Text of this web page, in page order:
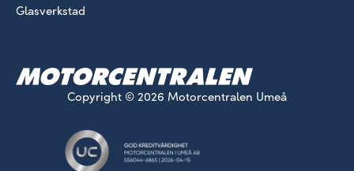
Glasverkstad
Copyright © 2026 Motorcentralen Umeå